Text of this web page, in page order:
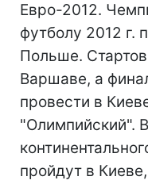
Евро-2012.
футболу 2012 г.
Польше.
Варшаве, а
провести в
"Олимпийский".
пройдут в